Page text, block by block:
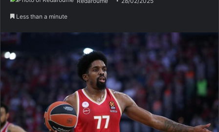
Less than a minute